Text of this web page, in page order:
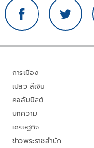
การเมือง
เปลว สีเงิน
คอลัมนิสต์
บทความ
เศรษฐกิจ
ข่าวพระราชสำนัก